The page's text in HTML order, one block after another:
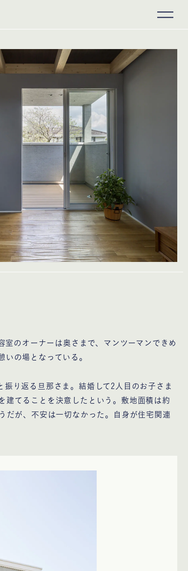
室のオーナーは奥さまで、マンツーマンできめ
の場となっている。
振り返る旦那さま。結婚して2人目のお子さま
建てることを決意したという。敷地面積は約
だが、不安は一切なかった。自身が住宅関連